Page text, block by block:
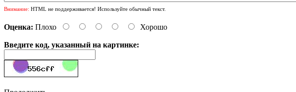
Внимание: HTML не поддерживается! Используйте обычный текст.
Оценка: Плохо Хорошо
Введите код, указанный на картинке: